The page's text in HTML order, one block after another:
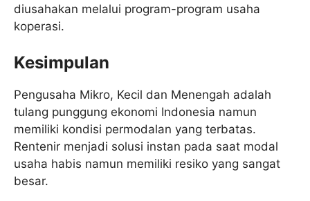
diusahakan melalui program-program usaha
koperasi.
Kesimpulan
Pengusaha Mikro, Kecil dan Menengah adalah
tulang punggung ekonomi Indonesia namun
memiliki kondisi permodalan yang terbatas.
Rentenir menjadi solusi instan pada saat modal
usaha habis namun memiliki resiko yang sangat
besar.